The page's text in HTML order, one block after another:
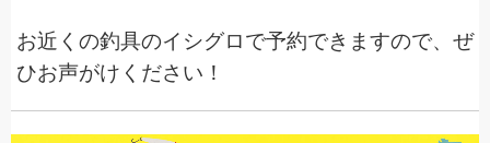
お近くの釣具のイシグロで予約できますので、ぜ
ひお声がけください！